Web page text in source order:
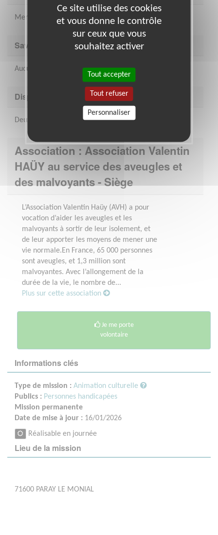
Merci de participer !
Savoir être & compétences
Aucunes compétences particulières pour cette mission
Disponibilité demandée
Deux demi-journées par semaine
Association : Association Valentin
HAÜY au service des aveugles et
des malvoyants - Siège
L’Association Valentin Haüy (AVH) a pour
vocation d’aider les aveugles et les
malvoyants à sortir de leur isolement, et
de leur apporter les moyens de mener une
vie normale.En France, 65 000 personnes
sont aveugles, et 1,3 million sont
malvoyantes. Avec l’allongement de la
durée de la vie, le nombre de...
Plus sur cette association
Je me porte
volontaire
Informations clés
Type de mission : Animation culturelle
Publics : Personnes handicapées
Mission permanente
Date de mise à jour : 16/01/2026
Réalisable en journée
Lieu de la mission
71600 PARAY LE MONIAL
Ce site utilise des cookies
et vous donne le contrôle
sur ceux que vous
souhaitez activer
Tout accepter
Tout refuser
Personnaliser